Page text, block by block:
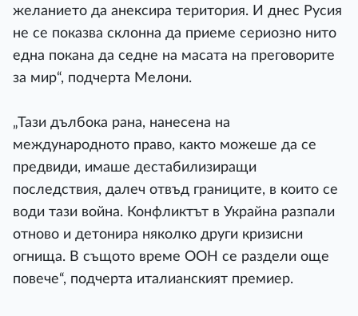
желанието да анексира територия. И днес Русия
не се показва склонна да приеме сериозно нито
една покана да седне на масата на преговорите
за мир“, подчерта Мелони.
„Тази дълбока рана, нанесена на
международното право, както можеше да се
предвиди, имаше дестабилизиращи
последствия, далеч отвъд границите, в които се
води тази война. Конфликтът в Украйна разпали
отново и детонира няколко други кризисни
огнища. В същото време ООН се раздели още
повече“, подчерта италианският премиер.